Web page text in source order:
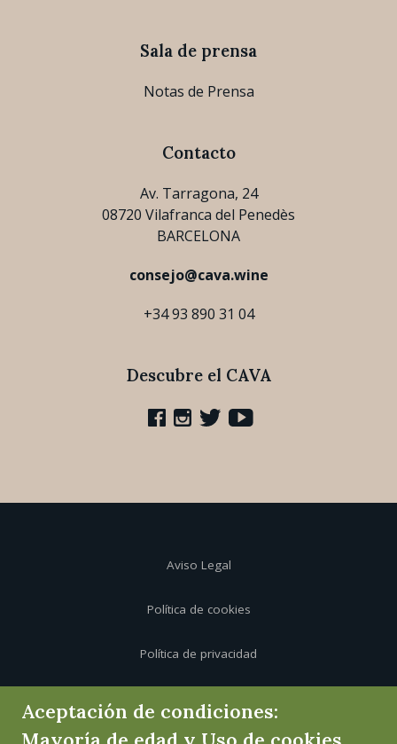
Sala de prensa
Notas de Prensa
Contacto
Av. Tarragona, 24
08720 Vilafranca del Penedès
BARCELONA
consejo@cava.wine
+34 93 890 31 04
Descubre el CAVA
Aviso Legal
Política de cookies
Política de privacidad
Aceptación de condiciones: